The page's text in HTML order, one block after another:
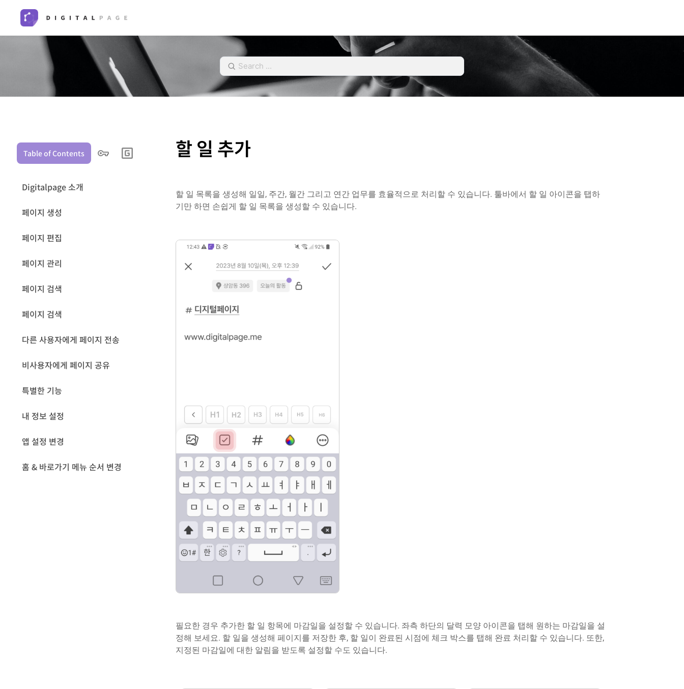
Table of Contents
Digitalpage 소개
페이지 생성
페이지 편집
페이지 관리
페이지 검색
페이지 검색
다른 사용자에게 페이지 전송
비사용자에게 페이지 공유
특별한 기능
내 정보 설정
앱 설정 변경
홈 & 바로가기 메뉴 순서 변경
할 일 추가
할 일 목록을 생성해 일일, 주간, 월간 그리고 연간 업무를 효율적으로 처리할 수 있습니다. 툴바에서 할 일 아이콘을 탭하
기만 하면 손쉽게 할 일 목록을 생성할 수 있습니다.
필요한 경우 추가한 할 일 항목에 마감일을 설정할 수 있습니다. 좌측 하단의 달력 모양 아이콘을 탭해 원하는 마감일을 설
정해 보세요. 할 일을 생성해 페이지를 저장한 후, 할 일이 완료된 시점에 체크 박스를 탭해 완료 처리할 수 있습니다. 또한,
지정된 마감일에 대한 알림을 받도록 설정할 수도 있습니다.